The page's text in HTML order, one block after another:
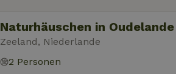
Naturhäuschen in Oudelande
Zeeland, Niederlande
2 Personen